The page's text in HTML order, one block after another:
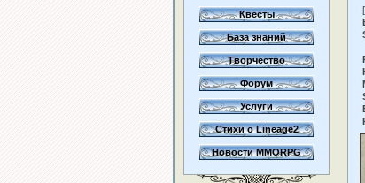
Квесты
База знаний
Творчество
Форум
Услуги
Стихи о Lineage2
Новости MMORPG